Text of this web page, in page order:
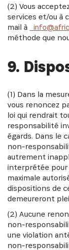
(2) Vous
services et/ou à
mail à
méthode que
9.
(1) Dans la
vous renoncez
loi qui rendrait
responsabilité
égards. Dans le
non-
autrement
interprétée pour
maximale
dispositions de
demeureront
(2) Aucune
non-
une violation
non-